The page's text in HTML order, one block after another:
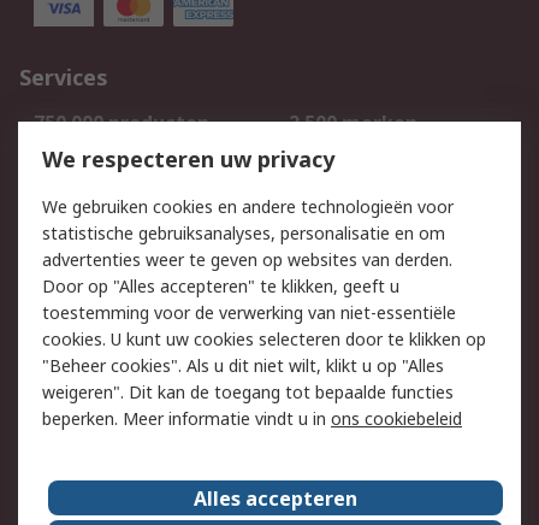
Services
750.000 producten
2.500 merken
Bestellen
Inkoopoplossingen
Track & Trace
Wettelijk
Cookiebeleid
Email veiligheid
Privacybeleid
Websitevoorwaarden
Algemene
verkoopvoorwaarden
Over RS
We respecteren uw privacy
We gebruiken cookies en andere technologieën voor
statistische gebruiksanalyses, personalisatie en om
advertenties weer te geven op websites van derden.
Door op "Alles accepteren" te klikken, geeft u
toestemming voor de verwerking van niet-essentiële
cookies. U kunt uw cookies selecteren door te klikken op
"Beheer cookies". Als u dit niet wilt, klikt u op "Alles
weigeren". Dit kan de toegang tot bepaalde functies
beperken. Meer informatie vindt u in ons cookiebeleid
Alles accepteren